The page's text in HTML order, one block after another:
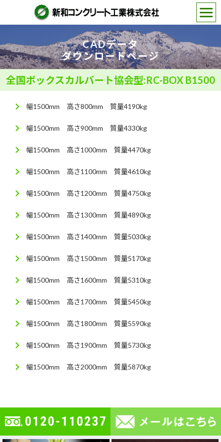
CADデータ
ダウンロードページ
全国ボックスカルバート協会型:RC-BOX B1500
幅1500mm 高さ800mm 質量4190kg
幅1500mm 高さ900mm 質量4330kg
幅1500mm 高さ1000mm 質量4470kg
幅1500mm 高さ1100mm 質量4610kg
幅1500mm 高さ1200mm 質量4750kg
幅1500mm 高さ1300mm 質量4890kg
幅1500mm 高さ1400mm 質量5030kg
幅1500mm 高さ1500mm 質量5170kg
幅1500mm 高さ1600mm 質量5310kg
幅1500mm 高さ1700mm 質量5450kg
幅1500mm 高さ1800mm 質量5590kg
幅1500mm 高さ1900mm 質量5730kg
幅1500mm 高さ2000mm 質量5870kg